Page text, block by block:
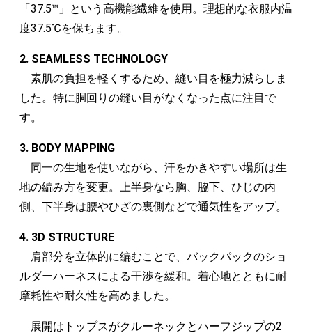
「37.5™」という高機能繊維を使用。理想的な衣服内温
度37.5℃を保ちます。
2. SEAMLESS TECHNOLOGY
素肌の負担を軽くするため、縫い目を極力減らしま
した。特に胴回りの縫い目がなくなった点に注目で
す。
3. BODY MAPPING
同一の生地を使いながら、汗をかきやすい場所は生
地の編み方を変更。上半身なら胸、脇下、ひじの内
側、下半身は腰やひざの裏側などで通気性をアップ。
4. 3D STRUCTURE
肩部分を立体的に編むことで、バックパックのショ
ルダーハーネスによる干渉を緩和。着心地とともに耐
摩耗性や耐久性を高めました。
展開はトップスがクルーネックとハーフジップの2